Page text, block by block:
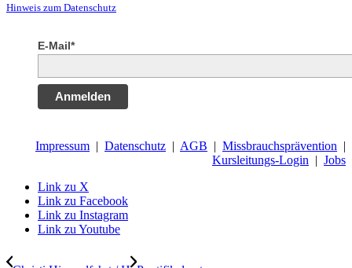
Hinweis zum Datenschutz
E-Mail*
Anmelden
Impressum | Datenschutz | AGB | Missbrauchsprävention |
Kursleitungs-Login | Jobs
Link zu X
Link zu Facebook
Link zu Instagram
Link zu Youtube